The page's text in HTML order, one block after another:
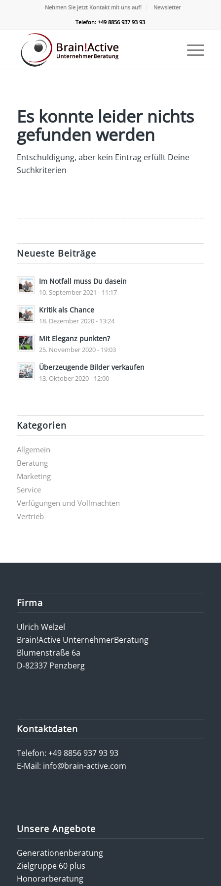
Nehmen Sie jetzt Kontakt mit uns auf!
Newsletter
Telefon: +49 8856 937 93 93
Es konnte leider nichts
gefunden werden
Entschuldigung, aber kein Eintrag erfüllt Deine
Suchkriterien
Neueste Beiträge
Im Notfall muss Du dasein
10. September 2021 - 11:17
Kritik als Chance
18. Dezember 2020 - 13:24
Mit Eleganz punkten?
25. November 2020 - 19:03
Überzeugende Bilder verkaufen
13. Oktober 2020 - 12:00
Kategorien
Allgemein
Beratung
Marketing
Service
Verfügungen und Vollmachten
Vertrieb
Firma
Ulrich Welzel
Brain!Active UnternehmerBeratung
Blumenstraße 6a
D-82337 Penzberg
Kontaktdaten
Telefon: +49 8856 937 93 93
E-Mail: info@brain-active.com
Unsere Angebote
Generationenberatung
Zielgruppe 60 plus
Honorarberatung